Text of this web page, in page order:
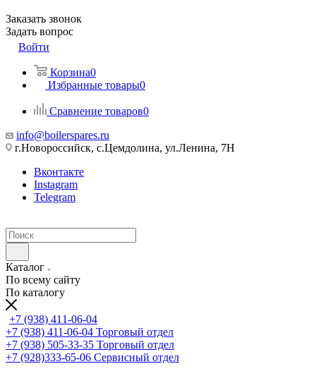
Заказать звонок
Задать вопрос
Войти
Корзина0
Избранные товары0
Сравнение товаров0
info@boilerspares.ru
г.Новороссийск, с.Цемдолина, ул.Ленина, 7Н
Вконтакте
Instagram
Telegram
Каталог
По всему сайту
По каталогу
+7 (938) 411-06-04
+7 (938) 411-06-04 Торговый отдел
+7 (938) 505-33-35 Торговый отдел
+7 (928)333-65-06 Сервисный отдел